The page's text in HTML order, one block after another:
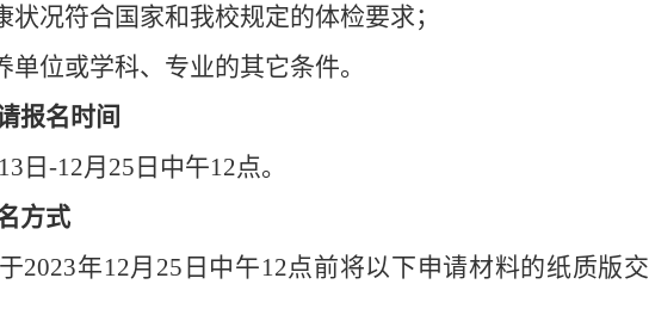
状况符合国家和我校规定的体检要求；
单位或学科、专业的其它条件。
报名时间
13 日 -12月 25 日 中午12点。
方式
于2023年12月25日中午12点前将以下申请材料的纸质版交